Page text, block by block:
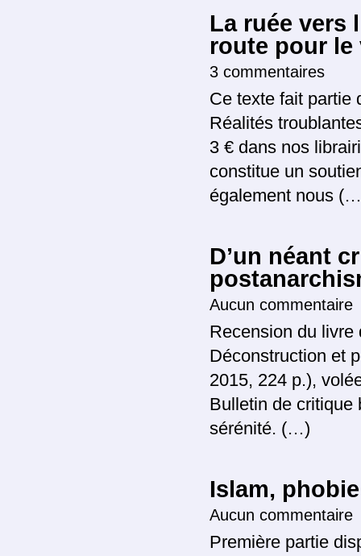
La ruée vers
route pour
3 commentaires
Ce texte fait partie
Réalités
3 € dans nos
constitue un
également nous
D’un néant
Aucun commentaire
Recension du livre
Déconstruction et
2015, 224 p.),
Bulletin de critique
sérénité. (…)
Islam,
Aucun commentaire
Première partie